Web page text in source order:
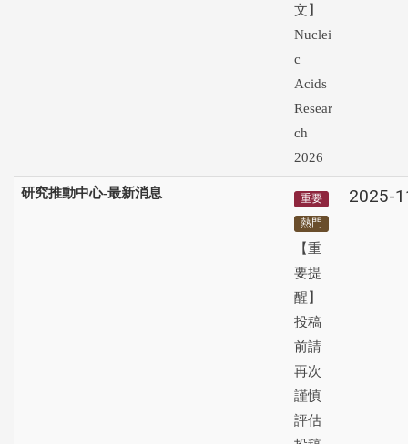
文】
Nuclei
c
Acids
Resear
ch
2026
研究推動中心-最新消息
重要
熱門
【重
要提
醒】
投稿
前請
再次
謹慎
評估
2025-